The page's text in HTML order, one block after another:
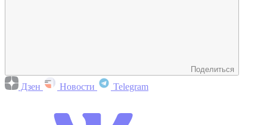
Поделиться
Дзен Новости Telegram